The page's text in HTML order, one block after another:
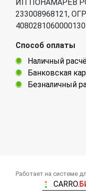
ИП ПОНАМАРЁВ
233008968121,
Способ оплаты
Наличный
Банковская
Безналичный
Работает на системе
CARRO.